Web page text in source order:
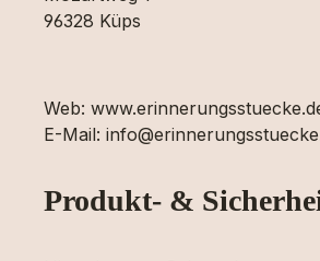
96328 Küps
Web:
E-Mail:
Produkt- &